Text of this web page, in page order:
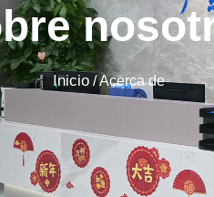
Inicio/ Acerca de